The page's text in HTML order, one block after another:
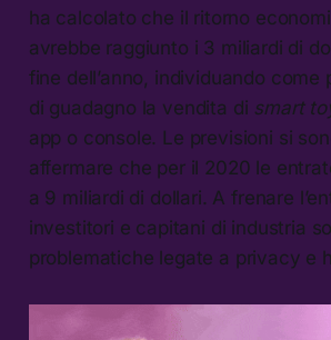
ha calcolato che il ritorno
avrebbe raggiunto i 3 miliardi di
fine dell’anno, individuando come
di guadagno la vendita di smart
app o console. Le previsioni si
affermare che per il 2020 le
a 9 miliardi di dollari. A frenare
investitori e capitani di industria
problematiche legate a privacy e